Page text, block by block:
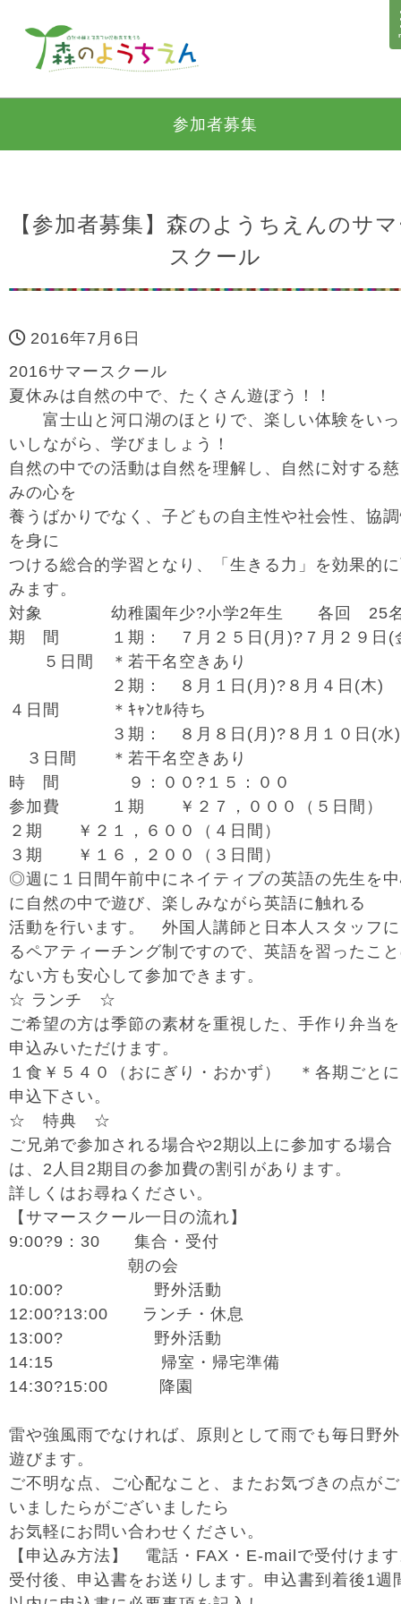
参加者募集
【参加者募集】森のようちえんのサ
スクール
2016年7月6日
2016サマースクール
夏休みは自然の中で、たくさん遊ぼう！！
富士山と河口湖のほとりで、楽しい体験をい
いしながら、学びましょう！
自然の中での活動は自然を理解し、自然に対する
みの心を
養うばかりでなく、子どもの自主性や社会性、協
を身に
つける総合的学習となり、「生きる力」を効果的
みます。
対象 幼稚園年少?小学2年生 各回 25
期 間 １期： ７月２５日(月)?７月２９日(
５日間 ＊若干名空きあり
２期： ８月１日(月)?８月４日(
４日間 ＊ｷｬﾝｾﾙ待ち
３期： ８月８日(月)?８月１０日(
３日間 ＊若干名空きあり
時 間 ９：００?１５：００
参加費 １期 ￥２７，０００（５日間）
２期 ￥２１，６００（４日間）
３期 ￥１６，２００（３日間）
◎週に１日間午前中にネイティブの英語の先生を
に自然の中で遊び、楽しみながら英語に触れる
活動を行います。 外国人講師と日本人スタッフ
るペアティーチング制ですので、英語を習ったこ
ない方も安心して参加できます。
☆ ランチ ☆
ご希望の方は季節の素材を重視した、手作り弁当
申込みいただけます。
１食￥５４０（おにぎり・おかず） ＊各期ごと
申込下さい。
☆ 特典 ☆
ご兄弟で参加される場合や2期以上に参加する場合
は、2人目2期目の参加費の割引があります。
詳しくはお尋ねください。
【サマースクール一日の流れ】
9:00?9：30 集合・受付
朝の会
10:00? 野外活動
12:00?13:00 ランチ・休息
13:00? 野外活動
14:15 帰室・帰宅準備
14:30?15:00 降園
雷や強風雨でなければ、原則として雨でも毎日野
遊びます。
ご不明な点、ご心配なこと、またお気づきの点が
いましたらがございましたら
お気軽にお問い合わせください。
【申込み方法】 電話・FAX・E-mailで受付けま
受付後、申込書をお送りします。申込書到着後1週